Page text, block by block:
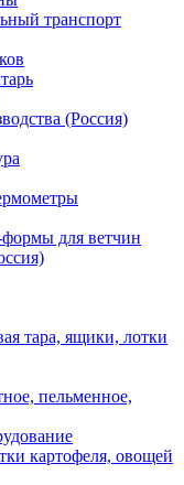
транспорт
(Россия)
для ветчин
тара, ящики, лотки
пельменное,
картофеля, овощей